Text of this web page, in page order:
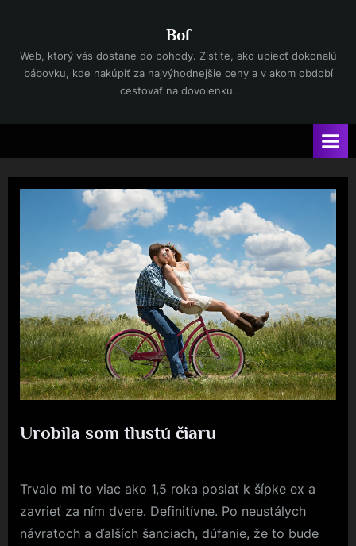
content
Bof
Web, ktorý vás dostane do pohody. Zistite, ako upiecť dokonalú
bábovku, kde nakúpiť za najvýhodnejšie ceny a v akom období
cestovať na dovolenku.
Urobila som tlustú čiaru
on
Trvalo mi to viac ako 1,5 roka poslať k šípke ex a
zavrieť za ním dvere. Definitívne. Po neustálych
návratoch a ďalších šanciach, dúfanie, že to bude